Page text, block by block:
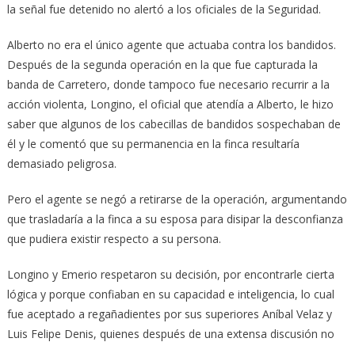
la señal fue detenido no alertó a los oficiales de la Seguridad.
Alberto no era el único agente que actuaba contra los bandidos.
Después de la segunda operación en la que fue capturada la
banda de Carretero, donde tampoco fue necesario recurrir a la
acción violenta, Longino, el oficial que atendía a Alberto, le hizo
saber que algunos de los cabecillas de bandidos sospechaban de
él y le comentó que su permanencia en la finca resultaría
demasiado peligrosa.
Pero el agente se negó a reti­rarse de la operación, argumentando
que trasladaría a la finca a su esposa para disipar la desconfianza
que pudiera existir respecto a su persona.
Longino y Emerio respetaron su decisión, por encontrarle cierta
lógi­ca y porque confiaban en su capacidad e inteligencia, lo cual
fue aceptado a regañadientes por sus superiores Aníbal Velaz y
Luis Felipe Denis, quienes después de una extensa discusión no